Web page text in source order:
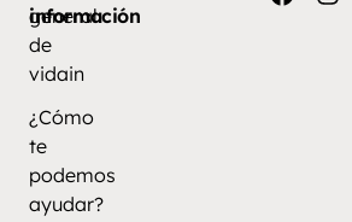
información
general
de
vidain
¿Cómo
te
podemos
ayudar?